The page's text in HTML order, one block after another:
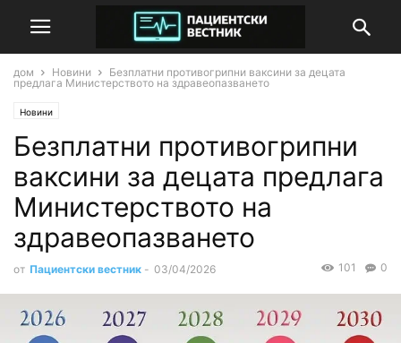
дом Новини
Безплатни противогрипни ваксини за децата
предлага Министерството на здравеопазването
Новини
Безплатни противогрипни
ваксини за децата предлага
Министерството на
здравеопазването
от Пациентски вестник - 03/04/2026 0
101